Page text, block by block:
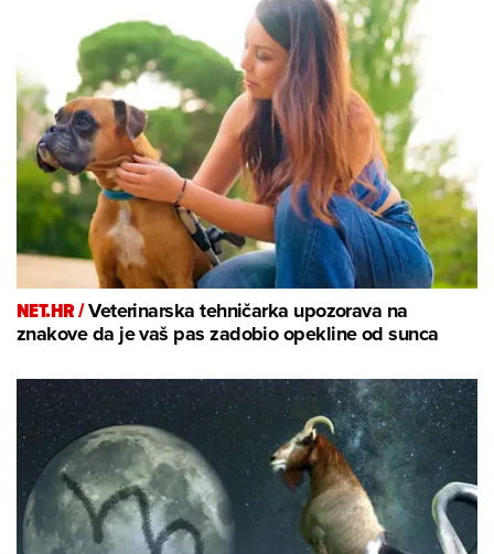
NET.HR /Veterinarska tehničarka upozorava na
znakove da je vaš pas zadobio opekline od sunca